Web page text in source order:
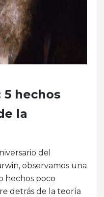
5 hechos
la
del
observamos una
hechos poco
detrás de la teoría